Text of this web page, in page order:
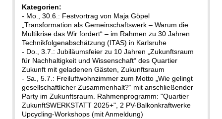
Kategorien:
- Mo., 30.6.: Festvortrag von Maja Göpel
„Transformation als Gemeinschaftswerk – Warum die
Multikrise das Wir fordert“ – im Rahmen zu 30 Jahren
Technikfolgenabschätzung (ITAS) in Karlsruhe
- Do., 3.7.: Jubiläumsfeier zu 10 Jahren „Zukunftsraum
für Nachhaltigkeit und Wissenschaft“ des Quartier
Zukunft mit geladenen Gästen, Zukunftsraum
- Sa., 5.7.: Freiluftwohnzimmer zum Motto „Wie gelingt
gesellschaftlicher Zusammenhalt?“ mit anschließender
Party im Zukunftsraum. Rahmenprogramm: "Quartier
ZukunftSWERKSTATT 2025+", 2 PV-Balkonkraftwerke
Upcycling-Workshops (mit Anmeldung)